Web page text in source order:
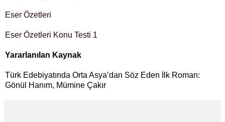
Eser Özetleri
Eser Özetleri Konu Testi 1
Yararlanılan Kaynak
Türk Edebiyatında Orta Asya’dan Söz Eden İlk Roman:
Gönül Hanım, Mümine Çakır